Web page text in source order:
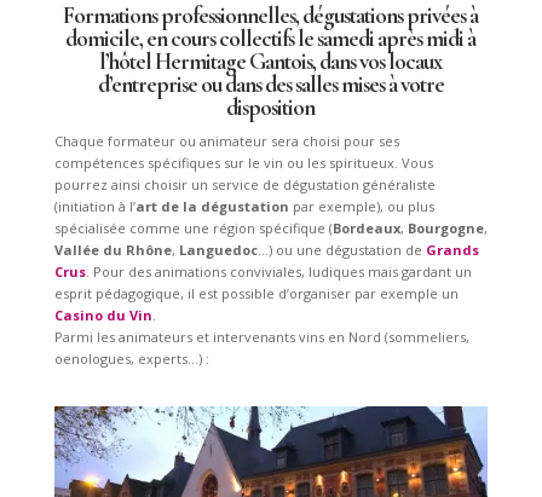
Formations professionnelles, dégustations privées à
domicile, en cours collectifs le samedi après midi à
l’hôtel Hermitage Gantois, dans vos locaux
d’entreprise ou dans des salles mises à votre
disposition
Chaque formateur ou animateur sera choisi pour ses
compétences spécifiques sur le vin ou les spiritueux. Vous
pourrez ainsi choisir un service de dégustation généraliste
(initiation à l’art de la dégustation par exemple), ou plus
spécialisée comme une région spécifique (Bordeaux, Bourgogne,
Vallée du Rhône, Languedoc…) ou une dégustation de Grands
Crus. Pour des animations conviviales, ludiques mais gardant un
esprit pédagogique, il est possible d’organiser par exemple un
Casino du Vin.
Parmi les animateurs et intervenants vins en Nord (sommeliers,
oenologues, experts…) :